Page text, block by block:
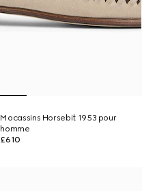
Mocassins Horsebit 1953 pour
homme
£610